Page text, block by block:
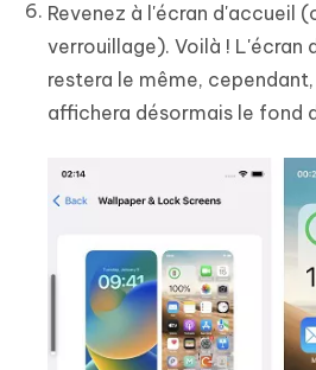
Revenez à l'écran d'accueil
verrouillage). Voilà ! L'écran
restera le même,
affichera désormais le fond